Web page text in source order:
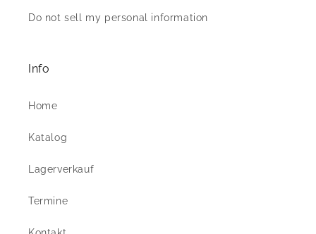
Do not sell my personal information
Info
Home
Katalog
Lagerverkauf
Termine